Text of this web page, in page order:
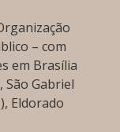
– com
em Brasília
São Gabriel
Eldorado